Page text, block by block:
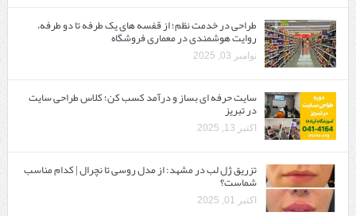
طراحی در خدمت نظم؛ از قفسه ‌های یک‌ طرفه تا دو طرفه،
روایت هوشمندی در معماری فروشگاه
نوامبر 03, 2025
سایت حرفه ‌ای بساز و درآمد کسب کن؛ کلاس طراحی سایت
در تبریز
اکتبر 13, 2025
تزریق ژل لب در مشهد: از مدل روسی تا نچرال | کدام مناسب
شماست؟
اکتبر 01, 2025